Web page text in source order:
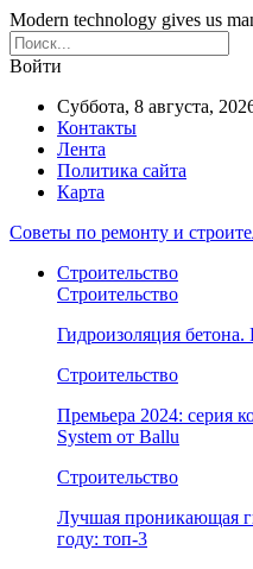
Modern technology gives us
Войти
Суббота, 8 августа,
Контакты
Лента
Политика сайта
Карта
Советы по ремонту и
Строительство
Строительство
Гидроизоляция бетона.
Строительство
Премьера 2024: серия
System от Ballu
Строительство
Лучшая проникающая
году: топ-3